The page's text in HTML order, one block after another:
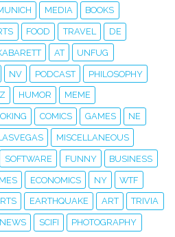
MEDIA BOOKS
FOOD TRAVEL DE
AT UNFUG
NV PODCAST PHILOSOPHY
HUMOR MEME
COMICS GAMES NE
MISCELLANEOUS
SOFTWARE FUNNY BUSINESS
ECONOMICS NY WTF
EARTHQUAKE ART TRIVIA
NEWS SCIFI PHOTOGRAPHY